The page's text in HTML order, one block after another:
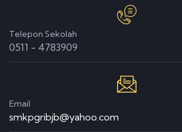
Telepon Sekolah
0511 - 4783909
Email
smkpgribjb@yahoo.com